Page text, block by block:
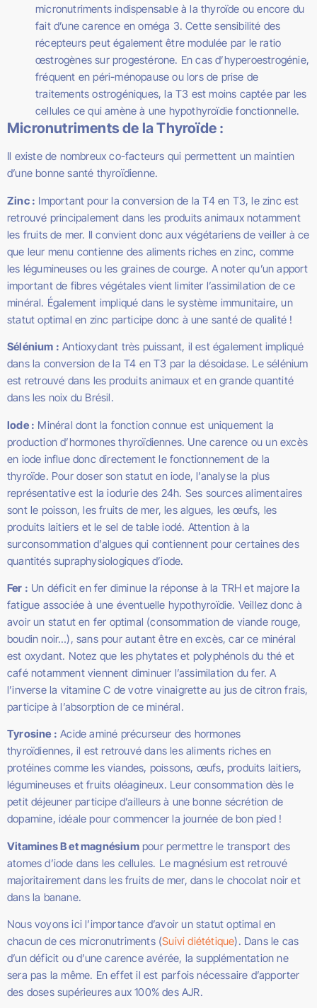
micronutriments indispensable à la thyroïde ou encore du
fait d’une carence en oméga 3. Cette sensibilité des
récepteurs peut également être modulée par le ratio
œstrogènes sur progestérone. En cas d’hyperoestrogénie,
fréquent en péri-ménopause ou lors de prise de
traitements ostrogéniques, la T3 est moins captée par les
cellules ce qui amène à une hypothyroïdie fonctionnelle.
Micronutriments de la Thyroïde :
Il existe de nombreux co-facteurs qui permettent un maintien
d’une bonne santé thyroïdienne.
Zinc : Important pour la conversion de la T4 en T3, le zinc est
retrouvé principalement dans les produits animaux notamment
les fruits de mer. Il convient donc aux végétariens de veiller à ce
que leur menu contienne des aliments riches en zinc, comme
les légumineuses ou les graines de courge. A noter qu’un apport
important de fibres végétales vient limiter l’assimilation de ce
minéral. Également impliqué dans le système immunitaire, un
statut optimal en zinc participe donc à une santé de qualité !
Sélénium : Antioxydant très puissant, il est également impliqué
dans la conversion de la T4 en T3 par la désoidase. Le sélénium
est retrouvé dans les produits animaux et en grande quantité
dans les noix du Brésil.
Iode : Minéral dont la fonction connue est uniquement la
production d’hormones thyroïdiennes. Une carence ou un excès
en iode influe donc directement le fonctionnement de la
thyroïde. Pour doser son statut en iode, l’analyse la plus
représentative est la iodurie des 24h. Ses sources alimentaires
sont le poisson, les fruits de mer, les algues, les œufs, les
produits laitiers et le sel de table iodé. Attention à la
surconsommation d’algues qui contiennent pour certaines des
quantités supraphysiologiques d’iode.
Fer : Un déficit en fer diminue la réponse à la TRH et majore la
fatigue associée à une éventuelle hypothyroïdie. Veillez donc à
avoir un statut en fer optimal (consommation de viande rouge,
boudin noir…), sans pour autant être en excès, car ce minéral
est oxydant. Notez que les phytates et polyphénols du thé et
café notamment viennent diminuer l’assimilation du fer. A
l’inverse la vitamine C de votre vinaigrette au jus de citron frais,
participe à l’absorption de ce minéral.
Tyrosine : Acide aminé précurseur des hormones
thyroïdiennes, il est retrouvé dans les aliments riches en
protéines comme les viandes, poissons, œufs, produits laitiers,
légumineuses et fruits oléagineux. Leur consommation dès le
petit déjeuner participe d’ailleurs à une bonne sécrétion de
dopamine, idéale pour commencer la journée de bon pied !
Vitamines B et magnésiumpour permettre le transport des
atomes d’iode dans les cellules. Le magnésium est retrouvé
majoritairement dans les fruits de mer, dans le chocolat noir et
dans la banane.
Nous voyons ici l’importance d’avoir un statut optimal en
chacun de ces micronutriments (Suivi diététique). Dans le cas
d’un déficit ou d’une carence avérée, la supplémentation ne
sera pas la même. En effet il est parfois nécessaire d’apporter
des doses supérieures aux 100% des AJR.